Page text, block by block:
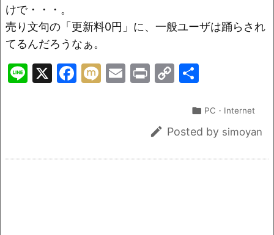
けで・・・。
売り文句の「更新料0円」に、一般ユーザは踊らされ
てるんだろうなぁ。
Li X
F
M E
Pr C
y
 PC・Internet
 Posted by simoyan